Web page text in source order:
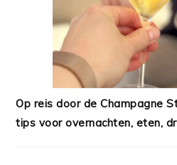
Op reis door de Champagne
tips voor overnachten, eten,